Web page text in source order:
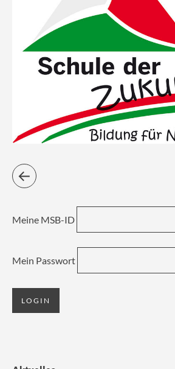
Meine MSB-ID
Mein Passwort